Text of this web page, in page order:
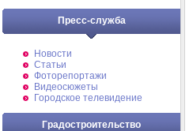
Пресс-служба
Новости
Статьи
Фоторепортажи
Видеосюжеты
Городское телевидение
Градостроительство